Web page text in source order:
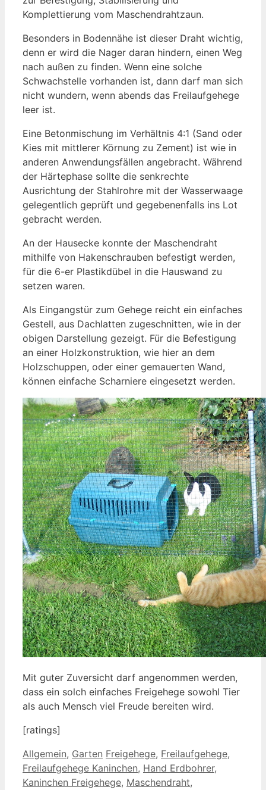
Komplettierung vom Maschendrahtzaun.
Besonders in Bodennähe ist dieser Draht wichtig,
denn er wird die Nager daran hindern, einen Weg
nach außen zu finden. Wenn eine solche
Schwachstelle vorhanden ist, dann darf man sich
nicht wundern, wenn abends das Freilaufgehege
leer ist.
Eine Betonmischung im Verhältnis 4:1 (Sand oder
Kies mit mittlerer Körnung zu Zement) ist wie in
anderen Anwendungsfällen angebracht. Während
der Härtephase sollte die senkrechte
Ausrichtung der Stahlrohre mit der Wasserwaage
gelegentlich geprüft und gegebenenfalls ins Lot
gebracht werden.
An der Hausecke konnte der Maschendraht
mithilfe von Hakenschrauben befestigt werden,
für die 6-er Plastikdübel in die Hauswand zu
setzen waren.
Als Eingangstür zum Gehege reicht ein einfaches
Gestell, aus Dachlatten zugeschnitten, wie in der
obigen Darstellung gezeigt. Für die Befestigung
an einer Holzkonstruktion, wie hier an dem
Holzschuppen, oder einer gemauerten Wand,
können einfache Scharniere eingesetzt werden.
Mit guter Zuversicht darf angenommen werden,
dass ein solch einfaches Freigehege sowohl Tier
als auch Mensch viel Freude bereiten wird.
[ratings]
Kategorien
Allgemein, Garten Schlagwörter
Freigehege, Freilaufgehege,
Freilaufgehege Kaninchen, Hand Erdbohrer,
Kaninchen Freigehege, Maschendraht,